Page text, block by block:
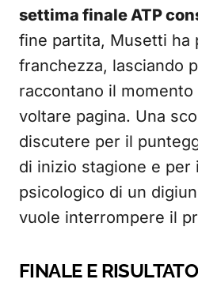
settima finale ATP
fine partita, Musetti ha
franchezza, lasciando
raccontano il momento
voltare pagina. Una
discutere per il
di inizio stagione e per
psicologico di un
vuole interrompere il
FINALE E